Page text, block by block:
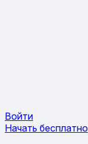
Войти
Начать бесплатно